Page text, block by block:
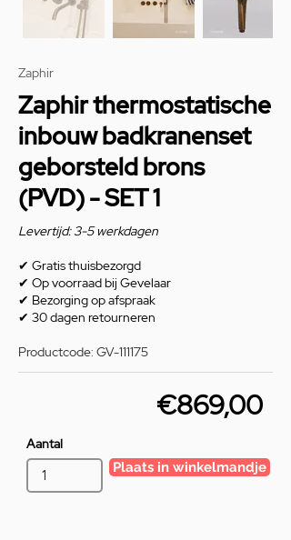
Zaphir
Zaphir thermostatische
inbouw badkranenset
geborsteld brons
(PVD) - SET 1
Levertijd: 3-5 werkdagen
✔ Gratis thuisbezorgd
✔ Op voorraad bij Gevelaar
✔ Bezorging op afspraak
✔ 30 dagen retourneren
Productcode: GV-111175
€869,00
Aantal
Plaats in winkelmandje